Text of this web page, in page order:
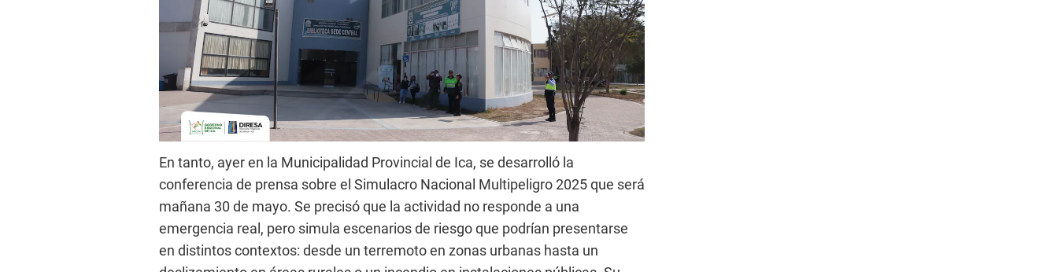
En tanto, ayer en la Municipalidad Provincial de Ica, se desarrolló la
conferencia de prensa sobre el Simulacro Nacional Multipeligro 2025 que será
mañana 30 de mayo. Se precisó que la actividad no responde a una
emergencia real, pero simula escenarios de riesgo que podrían presentarse
en distintos contextos: desde un terremoto en zonas urbanas hasta un